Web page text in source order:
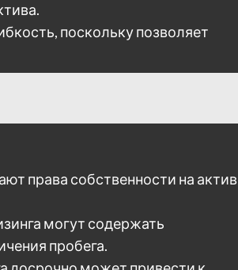
поскольку позволяет
права собственности на актив
могут содержать
пробега.